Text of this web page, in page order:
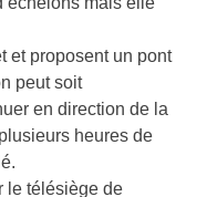
et proposent un pont
peut soit
en direction de la
heures de
le télésiège de